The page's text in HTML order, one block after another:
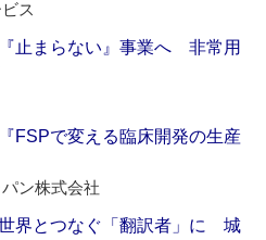
ス
止まらない』事業へ 非常用
FSPで変える臨床開発の生産
ン株式会社
世界とつなぐ「翻訳者」に 城